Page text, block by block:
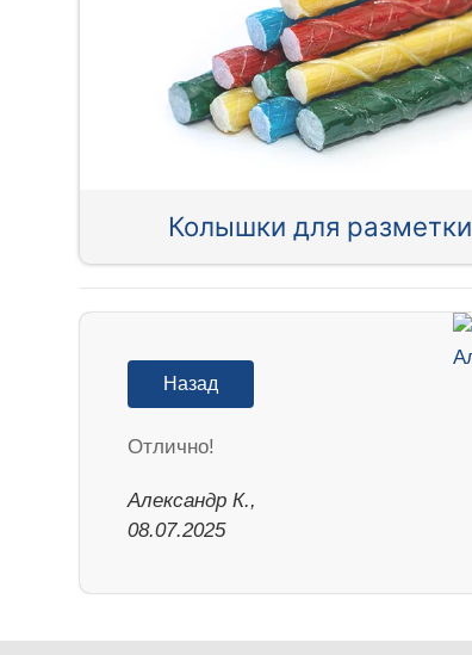
Колышки для разметки
Назад
Отлично!
Александр К.,
08.07.2025